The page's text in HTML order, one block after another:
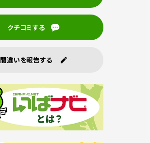
クチコミする
間違いを報告する